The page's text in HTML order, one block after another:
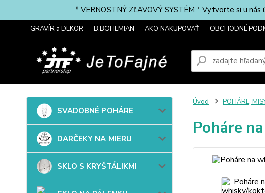
* VERNOSTNÝ ZĽAVOVÝ SYSTÉM * Vytvorte si u
GRAVÍR a DEKOR B.BOHEMIAN AKO NAKUPOVAŤ OBCHODNÉ
SVADOBNÉ POHÁRE
DARČEKY NA MIERU
SKLO S KRYŠTÁLIKMI
Úvod POHÁRE,
Poháre